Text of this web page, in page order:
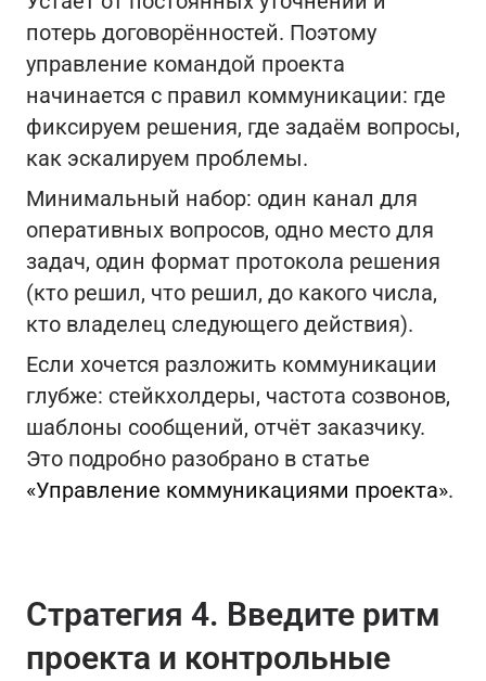
потерь договорённостей. Поэтому
управление командой проекта
начинается с правил коммуникации: где
фиксируем решения, где задаём вопросы,
как эскалируем проблемы.
Минимальный набор: один канал для
оперативных вопросов, одно место для
задач, один формат протокола решения
(кто решил, что решил, до какого числа,
кто владелец следующего действия).
Если хочется разложить коммуникации
глубже: стейкхолдеры, частота созвонов,
шаблоны сообщений, отчёт заказчику.
Это подробно разобрано в статье
«Управление коммуникациями проекта».
Стратегия 4. Введите ритм
проекта и контрольные